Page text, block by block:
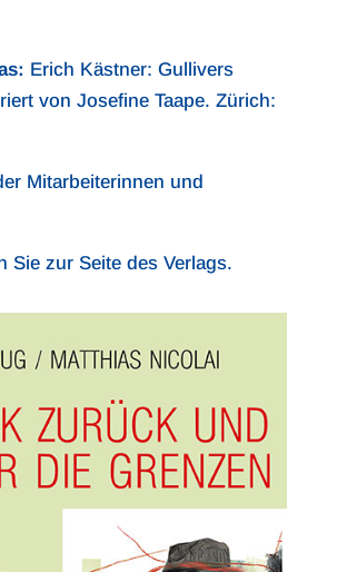
Erich Kästner: Gullivers
von Josefine Taape. Zürich:
Mitarbeiterinnen und
Sie zur Seite des Verlags.